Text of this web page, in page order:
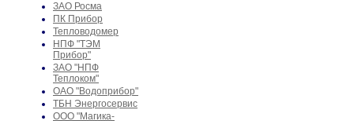
ЗАО Росма
ПК Прибор
Тепловодомер
НПФ "ТЭМ
Прибор"
ЗАО "НПФ
Теплоком"
ОАО "Водоприбор"
ТБН Энергосервис
ООО "Магика-